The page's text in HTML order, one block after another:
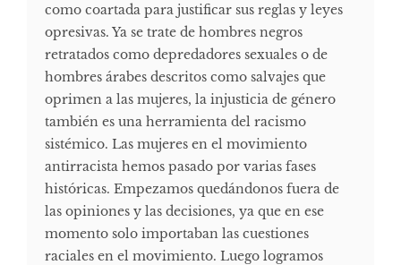
como coartada para justificar sus reglas y leyes
opresivas. Ya se trate de hombres negros
retratados como depredadores sexuales o de
hombres árabes descritos como salvajes que
oprimen a las mujeres, la injusticia de género
también es una herramienta del racismo
sistémico. Las mujeres en el movimiento
antirracista hemos pasado por varias fases
históricas. Empezamos quedándonos fuera de
las opiniones y las decisiones, ya que en ese
momento solo importaban las cuestiones
raciales en el movimiento. Luego logramos